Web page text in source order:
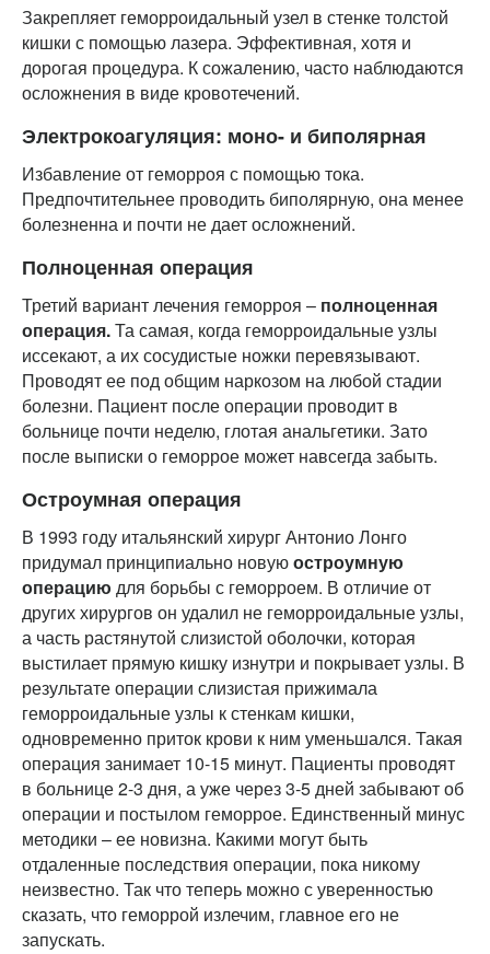
Закрепляет геморроидальный узел в стенке толстой
кишки с помощью лазера. Эффективная, хотя и
дорогая процедура. К сожалению, часто наблюдаются
осложнения в виде кровотечений.
Электрокоагуляция: моно- и биполярная
Избавление от геморроя с помощью тока.
Предпочтительнее проводить биполярную, она менее
болезненна и почти не дает осложнений.
Полноценная операция
Третий вариант лечения геморроя – полноценная
операция.Та самая, когда геморроидальные узлы
иссекают, а их сосудистые ножки перевязывают.
Проводят ее под общим наркозом на любой стадии
болезни. Пациент после операции проводит в
больнице почти неделю, глотая анальгетики. Зато
после выписки о геморрое может навсегда забыть.
Остроумная операция
В 1993 году итальянский хирург Антонио Лонго
придумал принципиально новуюостроумную
операцию для борьбы с геморроем. В отличие от
других хирургов он удалил не геморроидальные узлы,
а часть растянутой слизистой оболочки, которая
выстилает прямую кишку изнутри и покрывает узлы. В
результате операции слизистая прижимала
геморроидальные узлы к стенкам кишки,
одновременно приток крови к ним уменьшался. Такая
операция занимает 10-15 минут. Пациенты проводят
в больнице 2-3 дня, а уже через 3-5 дней забывают об
операции и постылом геморрое. Единственный минус
методики – ее новизна. Какими могут быть
отдаленные последствия операции, пока никому
неизвестно. Так что теперь можно с уверенностью
сказать, что геморрой излечим, главное его не
запускать.